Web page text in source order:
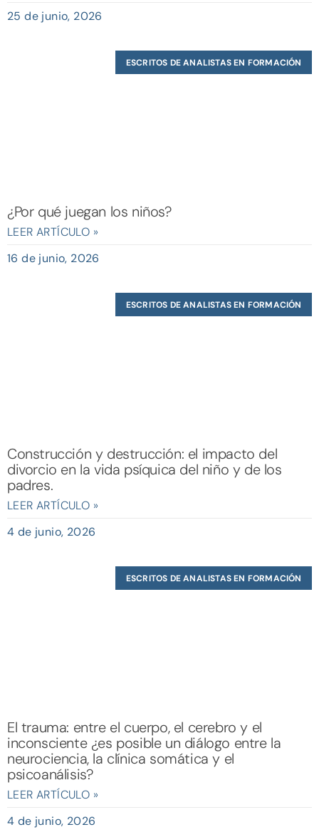
25 de junio, 2026
ESCRITOS DE ANALISTAS EN FORMACIÓN
¿Por qué juegan los niños?
LEER ARTÍCULO »
16 de junio, 2026
ESCRITOS DE ANALISTAS EN FORMACIÓN
Construcción y destrucción: el impacto del
divorcio en la vida psíquica del niño y de los
padres.
LEER ARTÍCULO »
4 de junio, 2026
ESCRITOS DE ANALISTAS EN FORMACIÓN
El trauma: entre el cuerpo, el cerebro y el
inconsciente ¿es posible un diálogo entre la
neurociencia, la clínica somática y el
psicoanálisis?
LEER ARTÍCULO »
4 de junio, 2026